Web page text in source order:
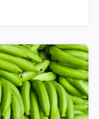
Vista